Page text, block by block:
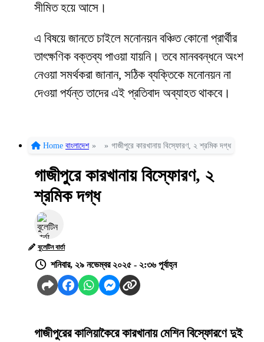
সীমিত হয়ে আসে।
এ বিষয়ে জানতে চাইলে মনোনয়ন বঞ্চিত কোনো প্রার্থীর
তাৎক্ষণিক বক্তব্য পাওয়া যায়নি। তবে মানববন্ধনে অংশ
নেওয়া সমর্থকরা জানান, সঠিক ব্যক্তিকে মনোনয়ন না
দেওয়া পর্যন্ত তাদের এই প্রতিবাদ অব্যাহত থাকবে।
Home বাংলাদেশ » » গাজীপুরে কারখানায় বিস্ফোরণ, ২ শ্রমিক দগ্ধ
গাজীপুরে কারখানায় বিস্ফোরণ, ২
শ্রমিক দগ্ধ
বুলেটিন বার্তা
শনিবার, ২৯ নভেম্বর ২০২৫ - ২:৩৬ পূর্বাহ্ন
গাজীপুরের কালিয়াকৈরে কারখানায় মেশিন বিস্ফোরণে দুই